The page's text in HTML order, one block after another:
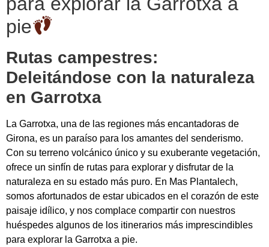
pie
Rutas campestres:
Deleitándose con la naturaleza
en Garrotxa
La Garrotxa, una de las regiones más encantadoras de
Girona, es un paraíso para los amantes del senderismo.
Con su terreno volcánico único y su exuberante vegetación,
ofrece un sinfín de rutas para explorar y disfrutar de la
naturaleza en su estado más puro. En Mas Plantalech,
somos afortunados de estar ubicados en el corazón de este
paisaje idílico, y nos complace compartir con nuestros
huéspedes algunos de los itinerarios más imprescindibles
para explorar la Garrotxa a pie.